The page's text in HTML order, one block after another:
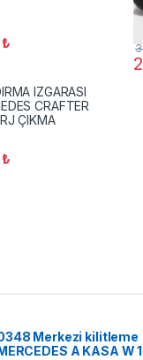
₺
IZGARASI
CRAFTER
ÇIKMA
₺
Merkezi kilitleme
A KASA W